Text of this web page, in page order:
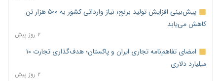
پیش‌بینی افزایش تولید برنج؛ نیاز وارداتی کشور به ۵۰۰ هزار تن
کاهش می‌یابد
۲ روز پیش
امضای تفاهم‌نامه تجاری ایران و پاکستان؛ هدف‌گذاری تجارت ۱۰
میلیارد دلاری
۲ روز پیش